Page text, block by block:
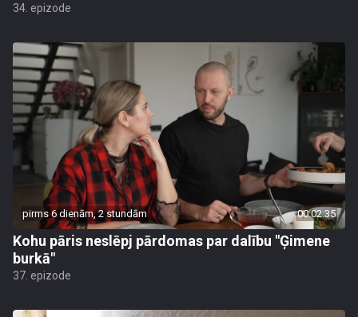
34. epizode
pirms 6 dienām, 2 stundām 00:02:35
Kohu pāris neslēpj pārdomas par dalību "Ģimene
burkā"
37. epizode